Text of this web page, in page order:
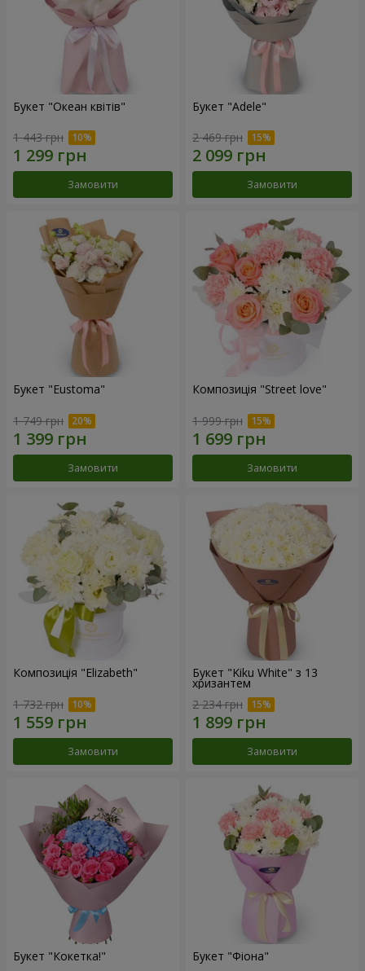
Букет "Океан квітів"
1 443 грн
Замовити
Букет "Adele"
2 469 грн
Замовити
Букет "Eustoma"
1 749 грн
Замовити
Композиція "Street love"
1 999 грн
Замовити
Композиція "Elizabeth"
1 732 грн
Замовити
Букет "Kiku White" з 13
хризантем
2 234 грн
Замовити
Букет "Кокетка!" Букет "Фіона"